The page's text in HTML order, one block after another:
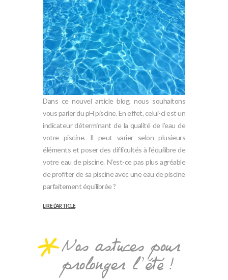
Dans ce nouvel article blog, nous souhaitons
vous parler du pH piscine. En effet, celui-ci est un
indicateur déterminant de la qualité de l’eau de
votre piscine. Il peut varier selon plusieurs
éléments et poser des difficultés à l’équilibre de
votre eau de piscine. N’est-ce pas plus agréable
de profiter de sa piscine avec une eau de piscine
parfaitement équilibrée ?
LIRE L’ARTICLE
Nos astuces pour
prolonger l’été !